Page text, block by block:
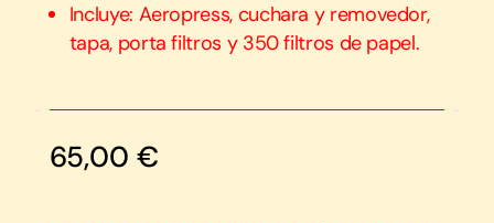
Incluye: Aeropress, cuchara y removedor,
tapa, porta filtros y 350 filtros de papel.
65,00 €